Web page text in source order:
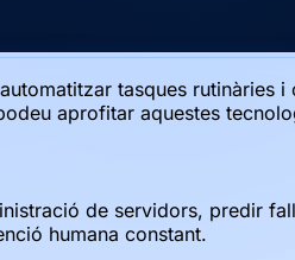
tasques rutinàries
aprofitar aquestes
de servidors, predir
humana constant.